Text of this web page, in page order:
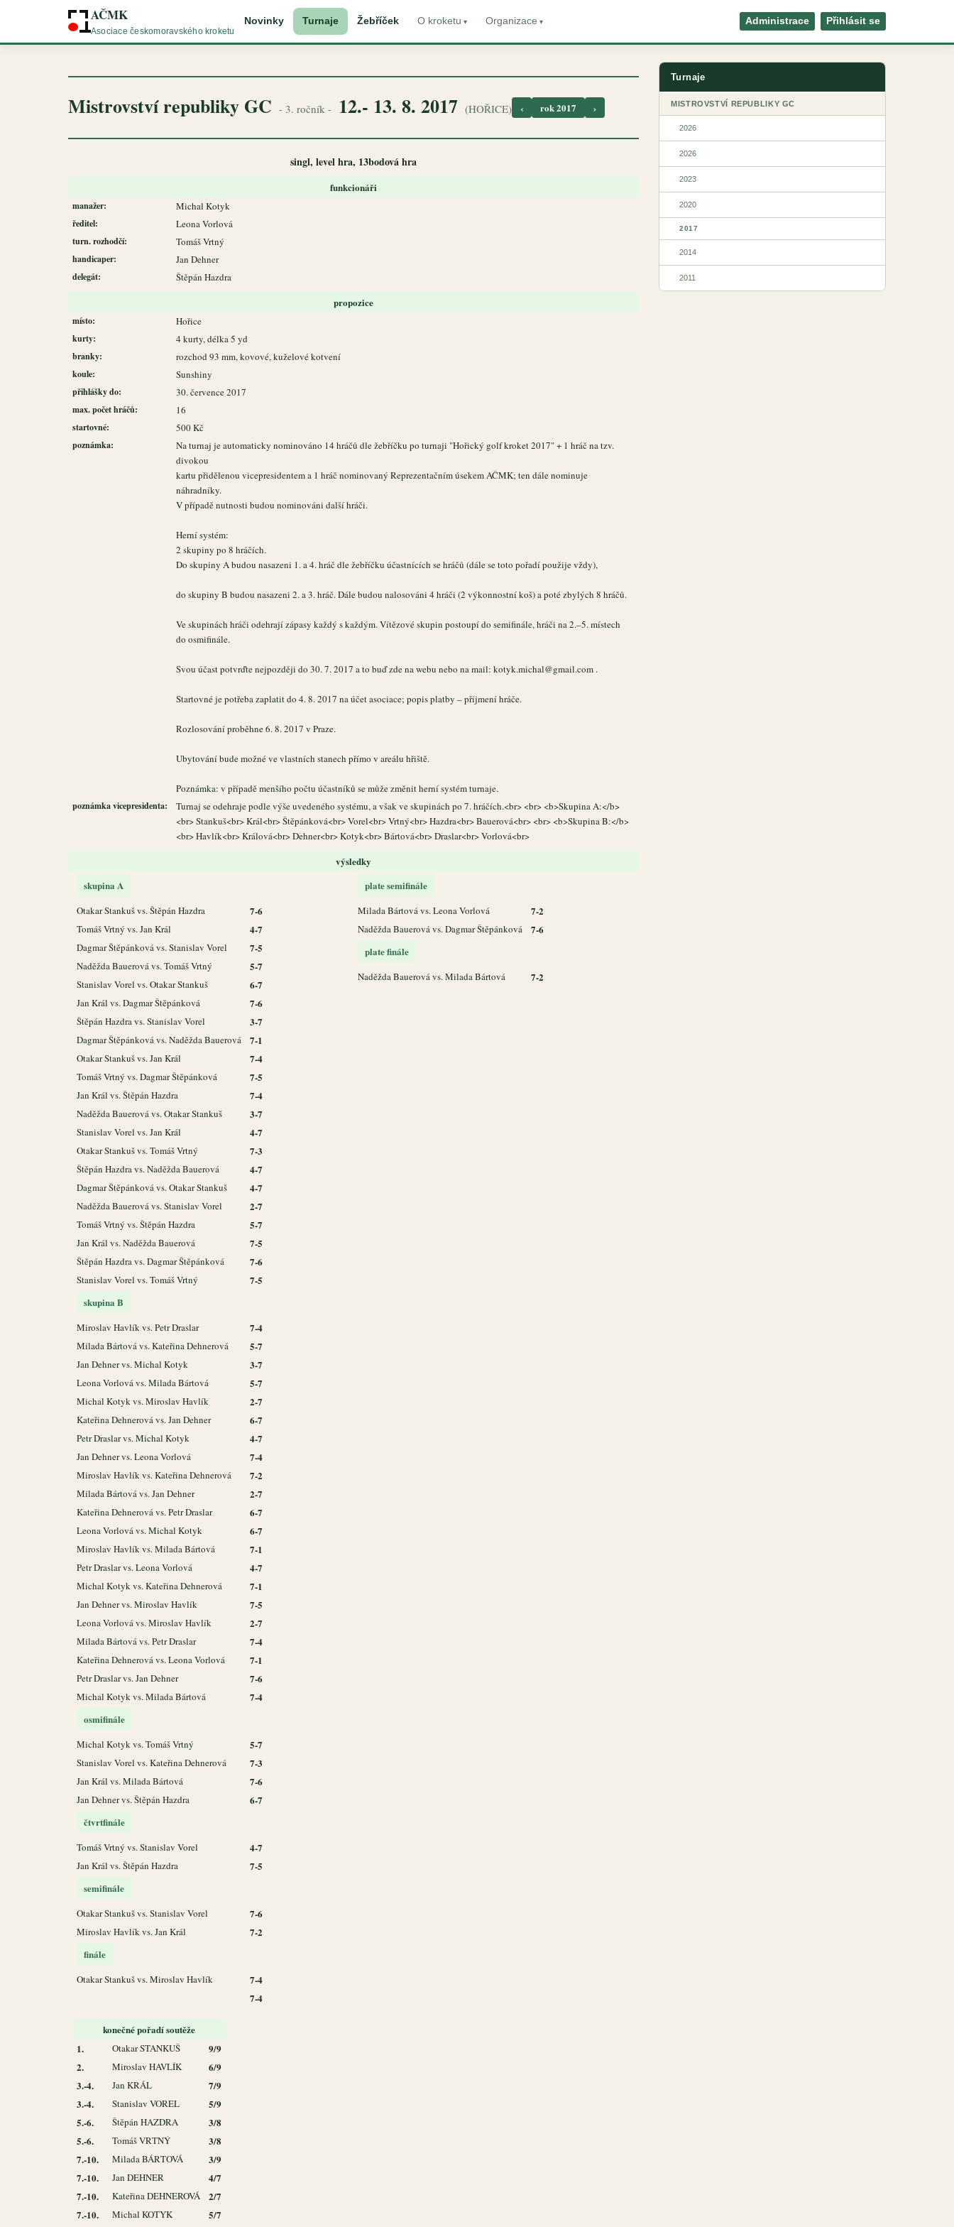
AČMK
Asociace českomoravského kroketu
Novinky Turnaje Žebříček O kroketu Organizace Administrace Přihlásit se
Mistrovství republiky GC - 3. ročník - 12.- 13. 8. 2017 (HOŘICE) ‹ rok 2017 ›
singl, level hra, 13bodová hra
funkcionáři
manažer: Michal Kotyk
ředitel: Leona Vorlová
turn. rozhodčí: Tomáš Vrtný
handicaper: Jan Dehner
delegát: Štěpán Hazdra
propozice
místo: Hořice
kurty: 4 kurty, délka 5 yd
branky: rozchod 93 mm, kovové, kuželové kotvení
koule: Sunshiny
přihlášky do: 30. července 2017
max. počet hráčů: 16
startovné: 500 Kč
poznámka:
Na turnaj je automaticky nominováno 14 hráčů dle žebříčku po turnaji "Hořický golf kroket 2017" + 1 hráč na tzv.
divokou
kartu přidělenou vicepresidentem a 1 hráč nominovaný Reprezentačním úsekem AČMK; ten dále nominuje
náhradníky.
V případě nutnosti budou nominováni další hráči.
Herní systém:
2 skupiny po 8 hráčích.
Do skupiny A budou nasazeni 1. a 4. hráč dle žebříčku účastnících se hráčů (dále se toto pořadí použije vždy),
do skupiny B budou nasazeni 2. a 3. hráč. Dále budou nalosováni 4 hráči (2 výkonnostní koš) a poté zbylých 8 hráčů.
Ve skupinách hráči odehrají zápasy každý s každým. Vítězové skupin postoupí do semifinále, hráči na 2.–5. místech
do osmifinále.
Svou účast potvrďte nejpozději do 30. 7. 2017 a to buď zde na webu nebo na mail: kotyk.michal@gmail.com .
Startovné je potřeba zaplatit do 4. 8. 2017 na účet asociace; popis platby – příjmení hráče.
Rozlosování proběhne 6. 8. 2017 v Praze.
Ubytování bude možné ve vlastních stanech přímo v areálu hřiště.
Poznámka: v případě menšího počtu účastníků se může změnit herní systém turnaje.
poznámka vicepresidenta:
Turnaj se odehraje podle výše uvedeného systému, a však ve skupinách po 7. hráčích.<br> <br> <b>Skupina A:</b>
<br> Stankuš<br> Král<br> Štěpánková<br> Vorel<br> Vrtný<br> Hazdra<br> Bauerová<br> <br> <b>Skupina B:</b>
<br> Havlík<br> Králová<br> Dehner<br> Kotyk<br> Bártová<br> Draslar<br> Vorlová<br>
výsledky
skupina A
Otakar Stankuš vs. Štěpán Hazdra 7-6
Tomáš Vrtný vs. Jan Král 4-7
Dagmar Štěpánková vs. Stanislav Vorel 7-5
Naděžda Bauerová vs. Tomáš Vrtný 5-7
Stanislav Vorel vs. Otakar Stankuš 6-7
Jan Král vs. Dagmar Štěpánková 7-6
Štěpán Hazdra vs. Stanislav Vorel 3-7
Dagmar Štěpánková vs. Naděžda Bauerová 7-1
Otakar Stankuš vs. Jan Král 7-4
Tomáš Vrtný vs. Dagmar Štěpánková 7-5
Jan Král vs. Štěpán Hazdra 7-4
Naděžda Bauerová vs. Otakar Stankuš 3-7
Stanislav Vorel vs. Jan Král 4-7
Otakar Stankuš vs. Tomáš Vrtný 7-3
Štěpán Hazdra vs. Naděžda Bauerová 4-7
Dagmar Štěpánková vs. Otakar Stankuš 4-7
Naděžda Bauerová vs. Stanislav Vorel 2-7
Tomáš Vrtný vs. Štěpán Hazdra 5-7
Jan Král vs. Naděžda Bauerová 7-5
Štěpán Hazdra vs. Dagmar Štěpánková 7-6
Stanislav Vorel vs. Tomáš Vrtný
7-5
skupina B
Miroslav Havlík vs. Petr Draslar 7-4
Milada Bártová vs. Kateřina Dehnerová 5-7
Jan Dehner vs. Michal Kotyk 3-7
Leona Vorlová vs. Milada Bártová 5-7
Michal Kotyk vs. Miroslav Havlík 2-7
Kateřina Dehnerová vs. Jan Dehner 6-7
Petr Draslar vs. Michal Kotyk 4-7
Jan Dehner vs. Leona Vorlová 7-4
Miroslav Havlík vs. Kateřina Dehnerová 7-2
Milada Bártová vs. Jan Dehner 2-7
Kateřina Dehnerová vs. Petr Draslar 6-7
Leona Vorlová vs. Michal Kotyk 6-7
Miroslav Havlík vs. Milada Bártová 7-1
Petr Draslar vs. Leona Vorlová 4-7
Michal Kotyk vs. Kateřina Dehnerová 7-1
Jan Dehner vs. Miroslav Havlík 7-5
Leona Vorlová vs. Miroslav Havlík 2-7
Milada Bártová vs. Petr Draslar 7-4
Kateřina Dehnerová vs. Leona Vorlová 7-1
Petr Draslar vs. Jan Dehner 7-6
Michal Kotyk vs. Milada Bártová
7-4
osmifinále
Michal Kotyk vs. Tomáš Vrtný 5-7
Stanislav Vorel vs. Kateřina Dehnerová 7-3
Jan Král vs. Milada Bártová 7-6
Jan Dehner vs. Štěpán Hazdra
6-7
čtvrtfinále
Tomáš Vrtný vs. Stanislav Vorel 4-7
Jan Král vs. Štěpán Hazdra
7-5
semifinále
Otakar Stankuš vs. Stanislav Vorel 7-6
Miroslav Havlík vs. Jan Král
7-2
finále
Otakar Stankuš vs. Miroslav Havlík
7-4
7-4
plate semifinále
Milada Bártová vs. Leona Vorlová 7-2
Naděžda Bauerová vs. Dagmar Štěpánková
7-6
plate finále
Naděžda Bauerová vs. Milada Bártová 7-2
konečné pořadí soutěže
1.
Otakar STANKUŠ
9/9
2.
Miroslav HAVLÍK
6/9
3.-4.
Jan KRÁL
7/9
3.-4.
Stanislav VOREL
5/9
5.-6.
Štěpán HAZDRA
3/8
5.-6.
Tomáš VRTNÝ
3/8
7.-10.
Milada BÁRTOVÁ
3/9
7.-10.
Jan DEHNER
4/7
7.-10.
Kateřina DEHNEROVÁ
2/7
7.-10.
Michal KOTYK
5/7
Turnaje
MISTROVSTVÍ REPUBLIKY GC
2026
2026
2023
2020
2017
2014
2011